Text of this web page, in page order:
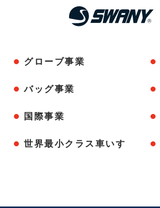
グローブ事業
バッグ事業
国際事業
世界最小クラス車いす